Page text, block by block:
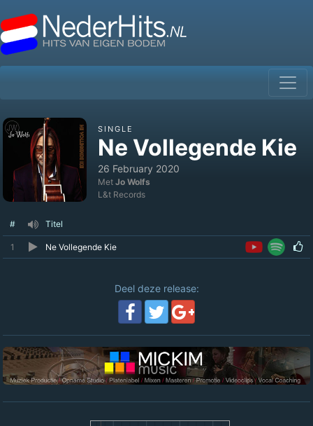
SINGLE
Ne Vollegende Kie
26 February 2020
Met Jo Wolfs
L&t Records
# Titel
1 Ne Vollegende Kie
Deel deze release: